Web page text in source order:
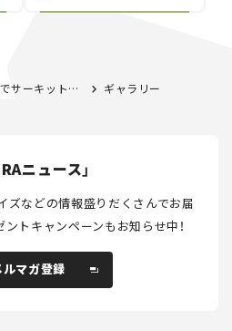
い？ KINTOのモータースポーツ入門講座 ギャラリー
ニュース」
ズなどの情報盛りだくさんでお届
トキャンペーンもお知らせ中！
ルマガ登録